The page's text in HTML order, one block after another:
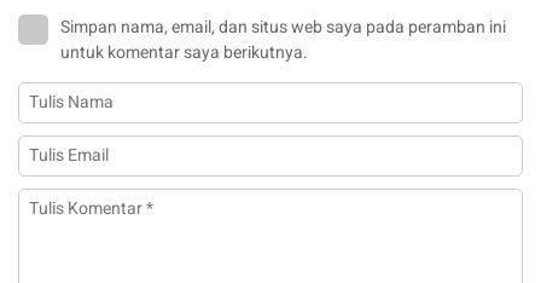
Simpan nama, email, dan situs web saya pada peramban ini
untuk komentar saya berikutnya.